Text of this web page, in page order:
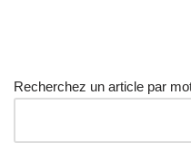
Recherchez un article par